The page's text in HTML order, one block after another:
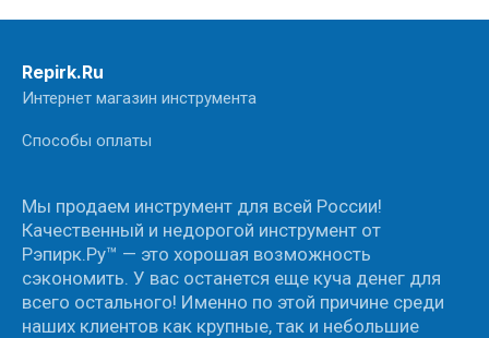
Repirk.Ru
Интернет магазин инструмента
Способы оплаты
Мы продаем инструмент для всей России!
Качественный и недорогой инструмент от
Рэпирк.Ру™ — это хорошая возможность
сэкономить. У вас останется еще куча денег для
всего остального! Именно по этой причине среди
наших клиентов как крупные, так и небольшие